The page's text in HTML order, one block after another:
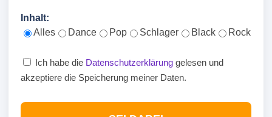
Inhalt:
Alles
Dance Pop Schlager Black Rock
Ich habe die Datenschutzerklärung gelesen und
akzeptiere die Speicherung meiner Daten.